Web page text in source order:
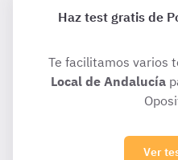
Haz test gratis de
Te facilitamos varios
Local de Andalucía
Ver